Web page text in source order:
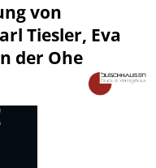
von
Tiesler, Eva
der Ohe